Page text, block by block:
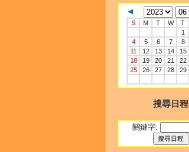
S M T W T
1
4
5 6 7 8
11
12 13 14 15
18
19 20 21 22
25
26 27 28 29
搜尋日程
關鍵字: